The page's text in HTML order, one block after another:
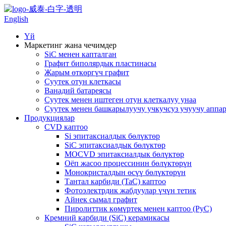
English
Үй
Маркетинг жана чечимдер
SiC менен капталган
Графит биполярдык пластинасы
Жарым өткөргүч графит
Суутек отун клеткасы
Ванадий батареясы
Суутек менен иштеген отун клеткалуу унаа
Суутек менен башкарылуучу учкучсуз учуучу
Продукциялар
CVD каптоо
Si эпитаксиалдык бөлүктөр
SiC эпитаксиалдык бөлүктөр
MOCVD эпитаксиалдык бөлүктөр
Оёп жасоо процессинин бөлүктөрүн
Монокристалдын өсүү бөлүктөрүн
Тантал карбиди (TaC) каптоо
Фотоэлектрдик жабдуулар үчүн тетик
Айнек сымал графит
Пиролиттик көмүртек менен каптоо (PyC)
Кремний карбиди (SiC) керамикасы